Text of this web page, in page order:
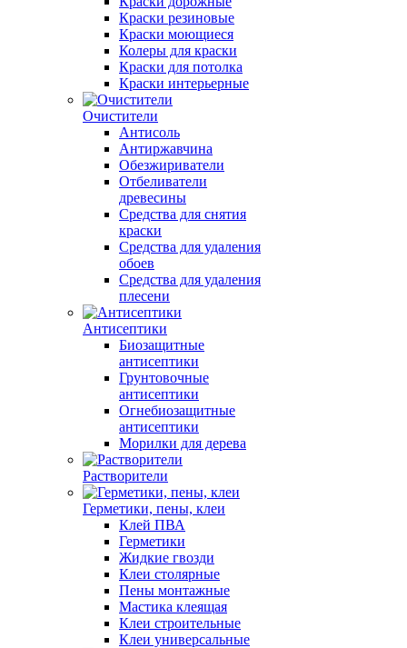
Краски резиновые
Краски моющиеся
Колеры для краски
Краски для потолка
Краски интерьерные
Очистители
Антисоль
Антиржавчина
Обезжириватели
Отбеливатели
древесины
Средства для снятия
краски
Средства для удаления
обоев
Средства для удаления
плесени
Антисептики
Биозащитные
антисептики
Грунтовочные
антисептики
Огнебиозащитные
антисептики
Морилки для дерева
Растворители
Герметики, пены, клеи
Клей ПВА
Герметики
Жидкие гвозди
Клеи столярные
Пены монтажные
Мастика клеящая
Клеи строительные
Клеи универсальные